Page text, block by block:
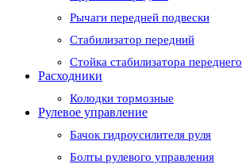
Рычаги передней подвески
Стабилизатор передний
Стойка стабилизатора переднего
Расходники
Колодки тормозные
Рулевое управление
Бачок гидроусилителя руля
Болты рулевого управления